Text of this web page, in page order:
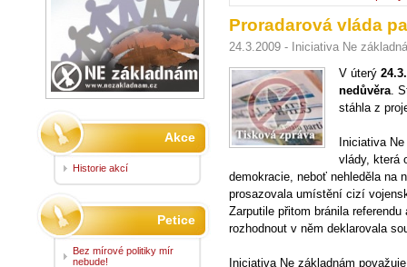
Proradarová vláda
24.3.2009 - Iniciativa Ne
V úterý
nedůvěra.
stáhla z
Iniciativa
vlády, která
demokracie, neboť nehleděla na
prosazovala umístění cizí
Zarputile přitom bránila
rozhodnout v něm deklarovala
Iniciativa Ne základnám
Akce
Historie akcí
Petice
Bez mírové politiky mír
nebude!